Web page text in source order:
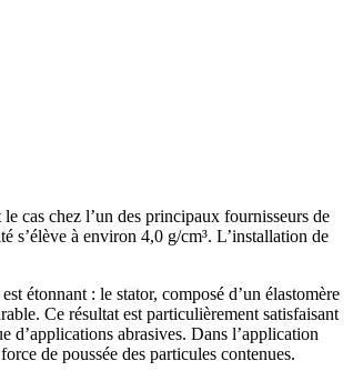
cas chez l’un des principaux fournisseurs de
s’élève à environ 4,0 g/cm³. L’installation de
étonnant : le stator, composé d’un élastomère
Ce résultat est particulièrement satisfaisant
d’applications abrasives. Dans l’application
de poussée des particules contenues.